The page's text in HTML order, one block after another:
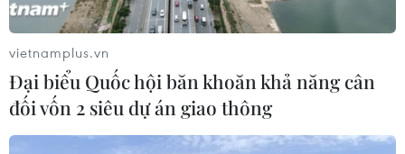
trong năm học 2026-2027
Thi lại ở Tuyên Quang: Thí
sinh vẫn được xét tuyển đại học theo
vietnamplus.vn
Đại biểu Quốc hội băn khoăn khả năng cân
đối vốn 2 siêu dự án giao thông